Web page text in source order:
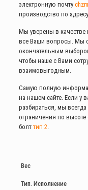
электронную почту
производство по
Мы уверены в качестве
все Ваши вопросы. Мы
окончательным
чтобы наше с Вами
взаимовыгодным.
Самую полную
на нашем сайте. Если у
разбираться, мы
ограничения по
болт тип 2.
Вес
Тип. Исполнение